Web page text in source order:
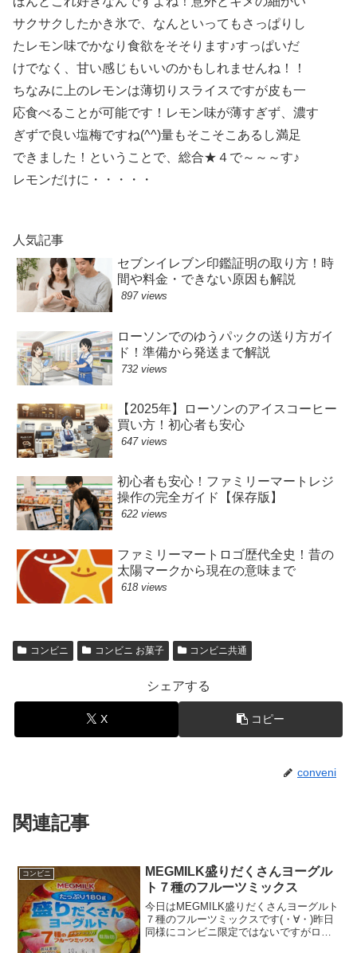
サクサクしたかき氷で、なんといってもさっぱりし
たレモン味でかなり食欲をそそります♪すっぱいだ
けでなく、甘い感じもいいのかもしれませんね！！
ちなみに上のレモンは薄切りスライスですが皮も一
応食べることが可能です！レモン味が薄すぎず、濃す
ぎずで良い塩梅ですね(^^)量もそこそこあるし満足
できました！ということで、総合★４で～～～す♪
レモンだけに・・・・・
人気記事
セブンイレブン印鑑証明の取り方！時
間や料金・できない原因も解説
897 views
ローソンでのゆうパックの送り方ガイ
ド！準備から発送まで解説
732 views
【2025年】ローソンのアイスコーヒー
買い方！初心者も安心
647 views
初心者も安心！ファミリーマートレジ
操作の完全ガイド【保存版】
622 views
ファミリーマートロゴ歴代全史！昔の
太陽マークから現在の意味まで
618 views
コンビニ コンビニ お菓子 コンビニ共通
シェアする
X コピー
conveni
関連記事
コンビニ
MEGMILK盛りだくさんヨーグル
ト７種のフルーツミックス
今日はMEGMILK盛りだくさんヨーグルト
７種のフルーツミックスです(・∀・)昨日
同様にコンビニ限定ではないですがロー